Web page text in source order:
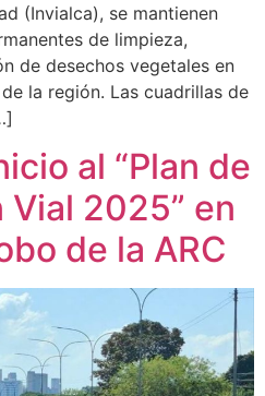
(Invialca), se mantienen
de limpieza,
de desechos vegetales en
la región. Las cuadrillas de
al “Plan de
2025” en
de la ARC